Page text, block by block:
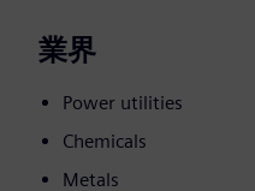
業界
Power utilities
Chemicals
Metals